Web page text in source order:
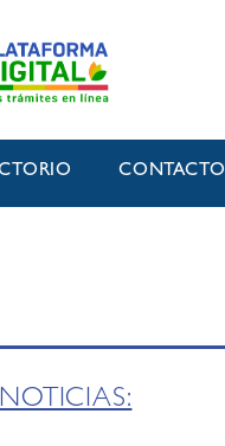
CONTACTO